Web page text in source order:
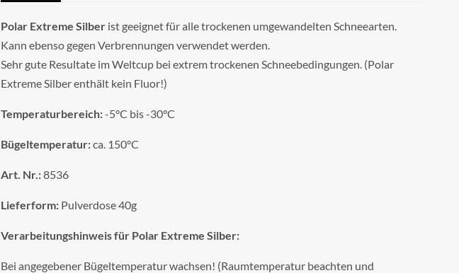
Polar Extreme Silber ist geeignet für alle trockenen umgewandelten Schneearten.
Kann ebenso gegen Verbrennungen verwendet werden.
Sehr gute Resultate im Weltcup bei extrem trockenen Schneebedingungen. (Polar
Extreme Silber enthält kein Fluor!)
Temperaturbereich:-5°C bis -30°C
Bügeltemperatur:ca. 150°C
Art. Nr.:8536
Lieferform: Pulverdose 40g
Verarbeitungshinweis für Polar Extreme Silber:
Bei angegebener Bügeltemperatur wachsen! (Raumtemperatur beachten und